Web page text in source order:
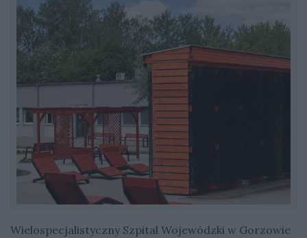
Wielospecjalistyczny Szpital Wojewódzki w Gorzowie